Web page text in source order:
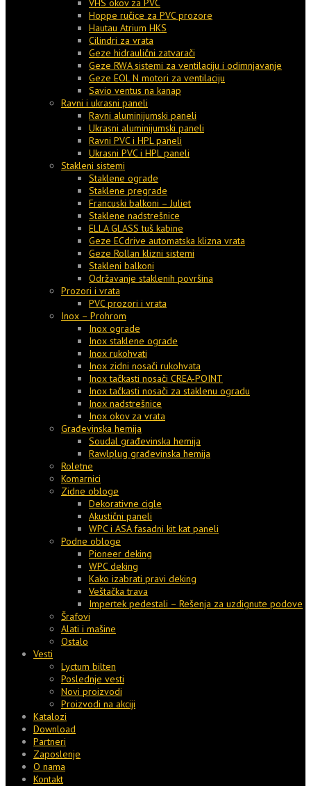
Hoppe ručice za PVC prozore
Hautau Atrium HKS
Cilindri za vrata
Geze hidraulični zatvarači
Geze RWA sistemi za ventilaciju i odimnjavanje
Geze EOL N motori za ventilaciju
Savio ventus na kanap
Ravni i ukrasni paneli
Ravni aluminijumski paneli
Ukrasni aluminijumski paneli
Ravni PVC i HPL paneli
Ukrasni PVC i HPL paneli
Stakleni sistemi
Staklene ograde
Staklene pregrade
Francuski balkoni – Juliet
Staklene nadstrešnice
ELLA GLASS tuš kabine
Geze ECdrive automatska klizna vrata
Geze Rollan klizni sistemi
Stakleni balkoni
Održavanje staklenih površina
Prozori i vrata
PVC prozori i vrata
Inox – Prohrom
Inox ograde
Inox staklene ograde
Inox rukohvati
Inox zidni nosači rukohvata
Inox tačkasti nosači CREA-POINT
Inox tačkasti nosači za staklenu ogradu
Inox nadstrešnice
Inox okov za vrata
Građevinska hemija
Soudal građevinska hemija
Rawlplug građevinska hemija
Roletne
Komarnici
Zidne obloge
Dekorativne cigle
Akustični paneli
WPC i ASA fasadni kit kat paneli
Podne obloge
Pioneer deking
WPC deking
Kako izabrati pravi deking
Veštačka trava
Impertek pedestali – Rešenja za uzdignute podove
Šrafovi
Alati i mašine
Ostalo
Vesti
Lyctum bilten
Poslednje vesti
Novi proizvodi
Proizvodi na akciji
Katalozi
Download
Partneri
Zaposlenje
O nama
Kontakt